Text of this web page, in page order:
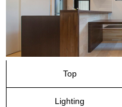
Top
Lighting